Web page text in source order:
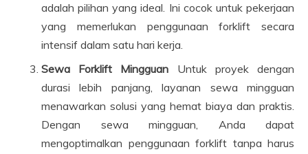
adalah pilihan yang ideal. Ini cocok untuk pekerjaan
yang memerlukan penggunaan forklift secara
intensif dalam satu hari kerja.
Sewa Forklift Mingguan Untuk proyek dengan
durasi lebih panjang, layanan sewa mingguan
menawarkan solusi yang hemat biaya dan praktis.
Dengan sewa mingguan, Anda dapat
mengoptimalkan penggunaan forklift tanpa harus